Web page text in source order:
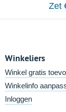
Zet
Winkeliers
Winkel gratis
Winkelinfo
Inloggen